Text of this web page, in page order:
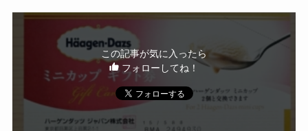
この記事が気に入ったら
フォローしてね！